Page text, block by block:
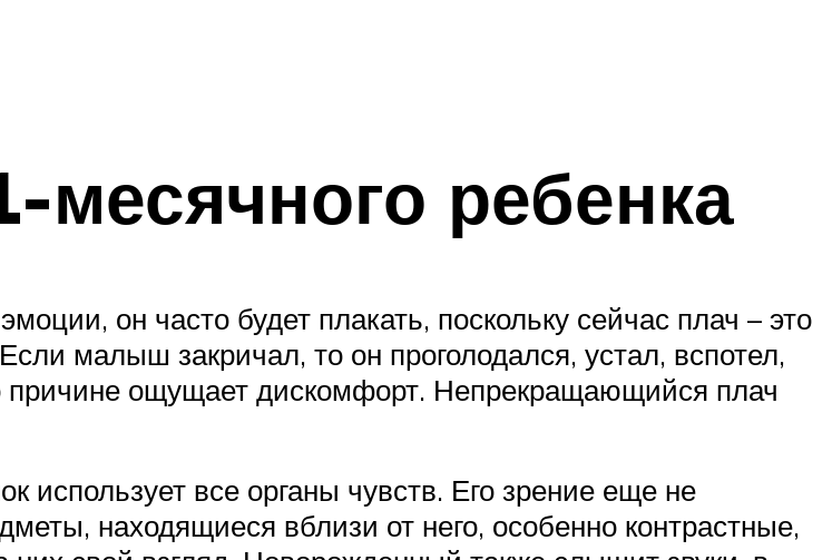
ребенка
он часто будет плакать, поскольку сейчас плач – это
малыш закричал, то он проголодался, устал, вспотел,
причине ощущает дискомфорт. Непрекращающийся плач
все органы чувств. Его зрение еще не
находящиеся вблизи от него, особенно контрастные,